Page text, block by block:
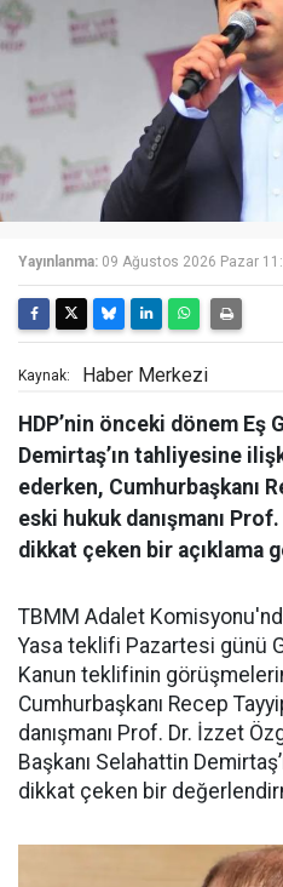
Yayınlanma: 09 Ağustos 2026 Pazar
Kaynak: Haber Merkezi
HDP’nin önceki dönem Eş
Demirtaş’ın tahliyesine
ederken, Cumhurbaşkanı
eski hukuk danışmanı
dikkat çeken bir açıklama
TBMM Adalet
Yasa teklifi Pazartesi günü
Kanun teklifinin
Cumhurbaşkanı Recep
danışmanı Prof. Dr. İzzet
Başkanı Selahattin
dikkat çeken bir